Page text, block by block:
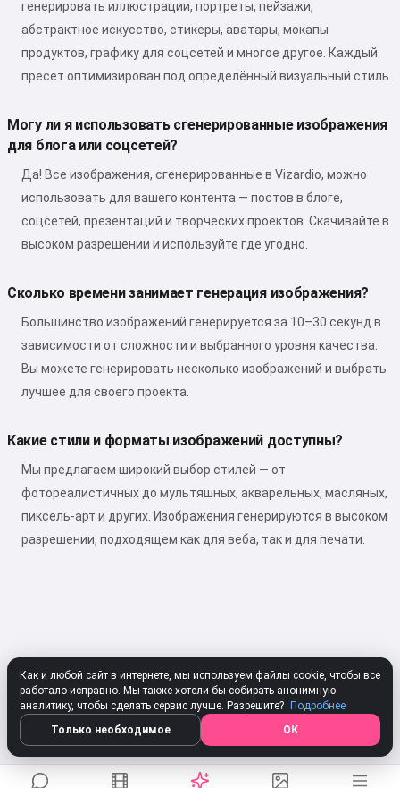
генерировать иллюстрации, портреты, пейзажи,
абстрактное искусство, стикеры, аватары, мокапы
продуктов, графику для соцсетей и многое другое. Каждый
пресет оптимизирован под определённый визуальный стиль.
Могу ли я использовать сгенерированные изображения
для блога или соцсетей?
Да! Все изображения, сгенерированные в Vizardio, можно
использовать для вашего контента — постов в блоге,
соцсетей, презентаций и творческих проектов. Скачивайте в
высоком разрешении и используйте где угодно.
Сколько времени занимает генерация изображения?
Большинство изображений генерируется за 10–30 секунд в
зависимости от сложности и выбранного уровня качества.
Вы можете генерировать несколько изображений и выбрать
лучшее для своего проекта.
Какие стили и форматы изображений доступны?
Мы предлагаем широкий выбор стилей — от
фотореалистичных до мультяшных, акварельных, масляных,
пиксель-арт и других. Изображения генерируются в высоком
разрешении, подходящем как для веба, так и для печати.
Как и любой сайт в интернете, мы используем файлы cookie, чтобы все
работало исправно. Мы также хотели бы собирать анонимную
аналитику, чтобы сделать сервис лучше. Разрешите?
Подробнее
Только необходимое
ОК